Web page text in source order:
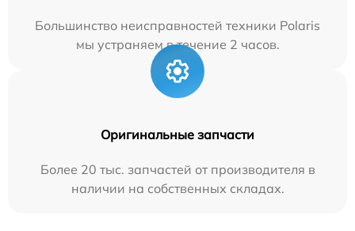
Большинство неисправностей техники Polaris
мы устраняем в течение 2 часов.
Оригинальные запчасти
Более 20 тыс. запчастей от производителя в
наличии на собственных складах.